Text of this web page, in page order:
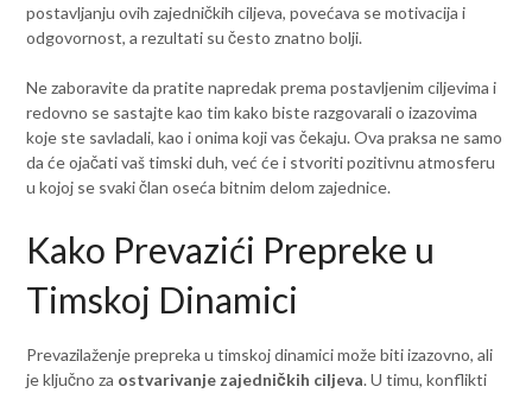
postavljanju ovih zajedničkih ciljeva, povećava se motivacija i
odgovornost, a rezultati su često znatno bolji.
Ne zaboravite da pratite napredak prema postavljenim ciljevima i
redovno se sastajte kao tim kako biste razgovarali o izazovima
koje ste savladali, kao i onima koji vas čekaju. Ova praksa ne samo
da će ojačati vaš timski duh, već će i stvoriti pozitivnu atmosferu
u kojoj se svaki član oseća bitnim delom zajednice.
Kako Prevazići Prepreke u
Timskoj Dinamici
Prevazilaženje prepreka u timskoj dinamici može biti izazovno, ali
je ključno za ostvarivanje zajedničkih ciljeva. U timu, konflikti